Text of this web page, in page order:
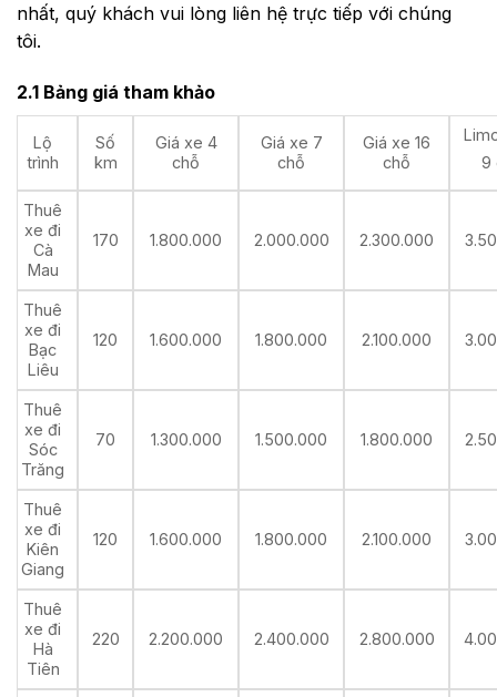
nhất, quý khách vui lòng liên hệ trực tiếp với chúng
tôi.
2.1 Bảng giá tham khảo
Lộ
trình
Số
km
Giá xe 4
chỗ
Giá xe 7
chỗ
Giá xe 16
chỗ
9
Thuê
xe đi
Cà
Mau
170 1.800.000 2.000.000 2.300.000
Thuê
xe đi
Bạc
Liêu
120 1.600.000 1.800.000 2.100.000
Thuê
xe đi
Sóc
Trăng
70 1.300.000 1.500.000 1.800.000
Thuê
xe đi
Kiên
Giang
120 1.600.000 1.800.000 2.100.000
Thuê
xe đi
Hà
Tiên
220 2.200.000 2.400.000 2.800.000